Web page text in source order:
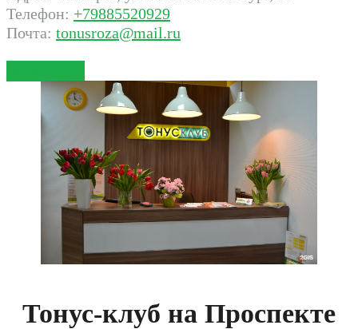
Телефон: +79885520929
Почта: tonusroza@mail.ru
Тонус-клуб на Проспекте